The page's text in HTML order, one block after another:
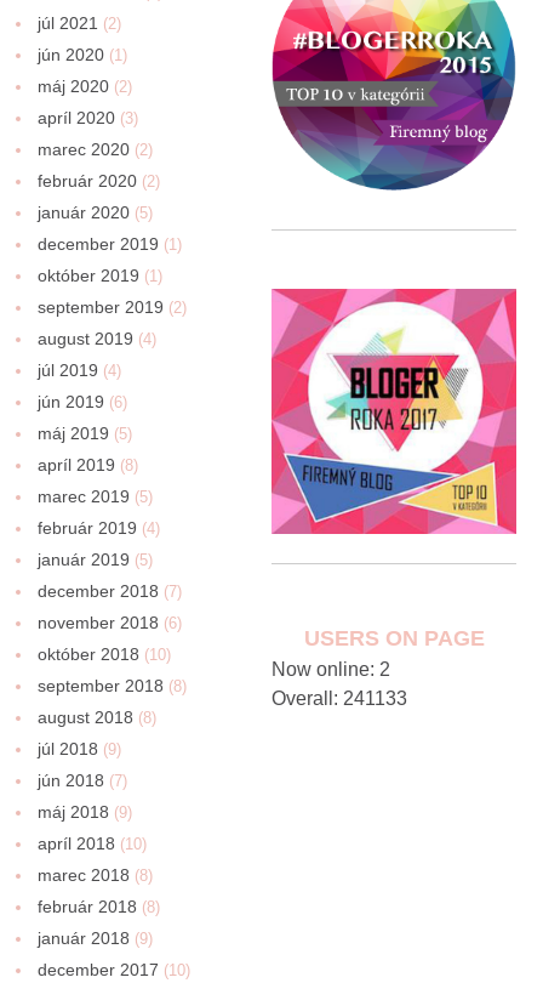
júl 2021 (2)
jún 2020 (1)
máj 2020 (2)
apríl 2020 (3)
marec 2020 (2)
február 2020 (2)
január 2020 (5)
december 2019 (1)
október 2019 (1)
september 2019 (2)
august 2019 (4)
júl 2019 (4)
jún 2019 (6)
máj 2019 (5)
apríl 2019 (8)
marec 2019 (5)
február 2019 (4)
január 2019 (5)
december 2018 (7)
november 2018 (6)
október 2018 (10)
september 2018 (8)
august 2018 (8)
júl 2018 (9)
jún 2018 (7)
máj 2018 (9)
apríl 2018 (10)
marec 2018 (8)
február 2018 (8)
január 2018 (9)
december 2017 (10)
USERS ON PAGE
Now online: 2
Overall: 241133